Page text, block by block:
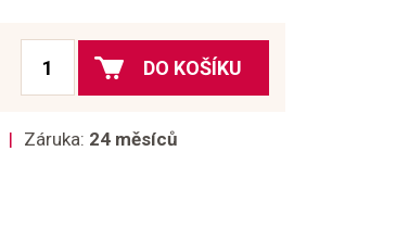
DO KOŠÍKU
Záruka: 24 měsíců